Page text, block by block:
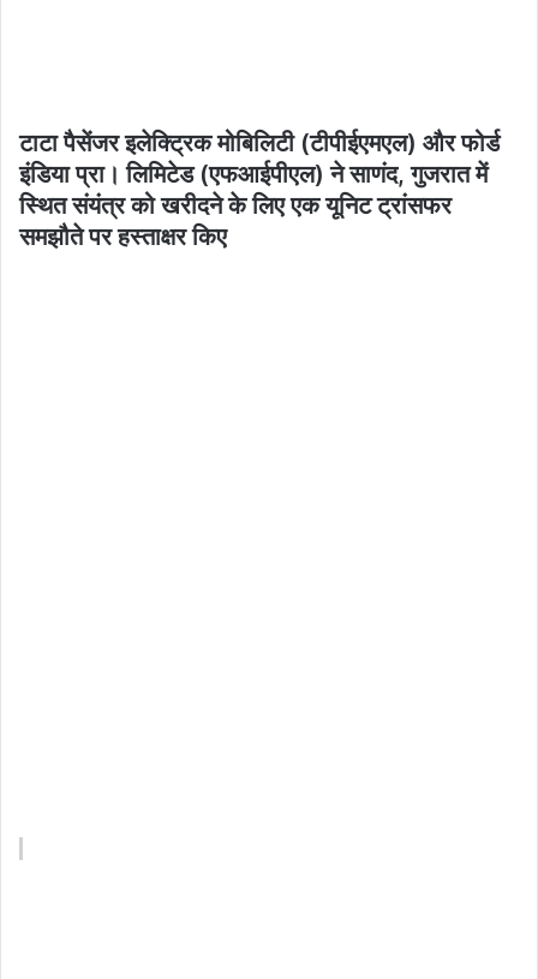
टाटा पैसेंजर इलेक्ट्रिक मोबिलिटी (टीपीईएमएल) और फोर्ड
इंडिया प्रा। लिमिटेड (एफआईपीएल) ने साणंद, गुजरात में
स्थित संयंत्र को खरीदने के लिए एक यूनिट ट्रांसफर
समझौते पर हस्ताक्षर किए